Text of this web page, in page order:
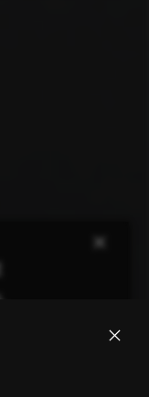
×
en